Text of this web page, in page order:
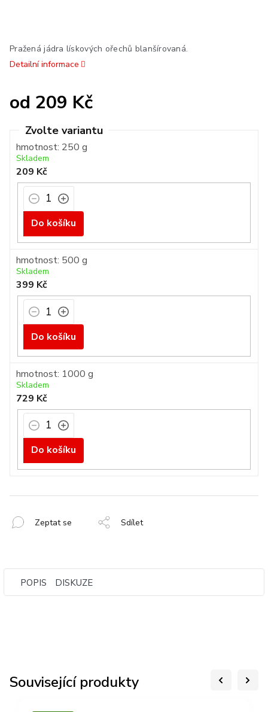
Pražená jádra lískových ořechů blanšírovaná.
Detailní informace
od 209 Kč
cena:
hmotnost: 250 g
Skladem
209 Kč
Do košíku
hmotnost: 500 g
Skladem
399 Kč
Do košíku
hmotnost: 1000 g
Skladem
729 Kč
Do košíku
Zeptat se Sdílet
POPIS DISKUZE
Související produkty